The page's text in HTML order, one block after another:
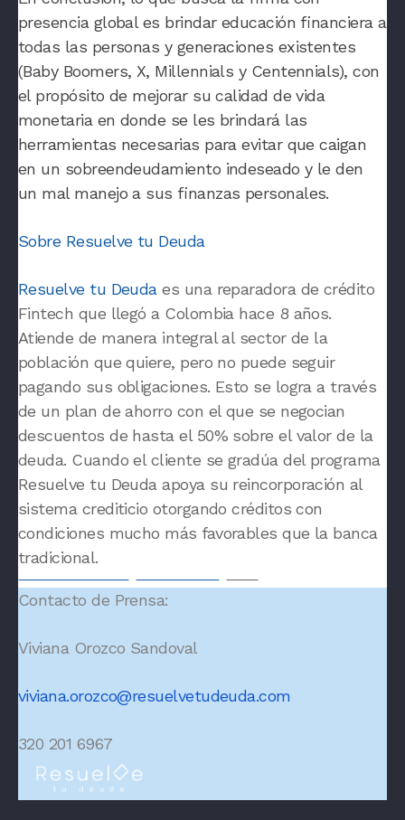
presencia globales brindar educación financiera a
todas las personas y generaciones existentes
(Baby Boomers, X, Millennials y Centennials), con
el propósito de mejorar su calidad de vida
monetaria en donde se les brindará las
herramientas necesarias para evitar que caigan
en un sobreendeudamiento indeseado y le den
un mal manejo a sus finanzas personales.
Sobre Resuelve tu Deuda
Resuelve tu Deudaes una reparadora de crédito
Fintech que llegó a Colombia hace 8 años.
Atiende de manera integral al sector de la
población que quiere, pero no puede seguir
pagando sus obligaciones. Esto se logra a través
de un plan de ahorro con el que se negocian
descuentos de hasta el 50% sobre el valor de la
deuda. Cuando el cliente se gradúa del programa
Resuelve tu Deudaapoya su reincorporación al
sistema crediticio otorgando créditos con
condiciones mucho más favorables que la banca
tradicional.
Contacto de Prensa:
Viviana Orozco Sandoval
viviana.orozco@resuelvetudeuda.com
320 201 6967